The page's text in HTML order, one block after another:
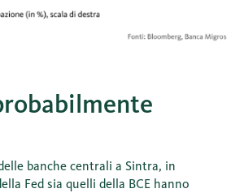
banche centrali a Sintra, in
Fed sia quelli della BCE hanno